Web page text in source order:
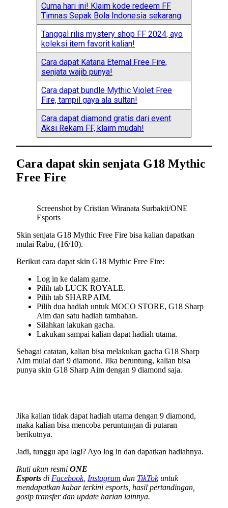
Cuma hari ini! Klaim kode redeem FF
Timnas Sepak Bola Indonesia sekarang
Tanggal rilis mystery shop FF 2024, ayo
koleksi item favorit kalian!
Cara dapat Katana Eternal Free Fire,
senjata wajib punya!
Cara dapat bundle Mythic Violet Free
Fire, tampil gaya ala sultan!
Cara dapat diamond gratis dari event
Aksi Rekam FF, klaim mudah!
Cara dapat skin senjata G18 Mythic
Free Fire
Screenshot by Cristian Wiranata Surbakti/ONE
Esports
Skin senjata G18 Mythic Free Fire bisa kalian dapatkan
mulai Rabu, (16/10).
Berikut cara dapat skin G18 Mythic Free Fire:
Log in ke dalam game.
Pilih tab LUCK ROYALE.
Pilih tab SHARP AIM.
Pilih dua hadiah untuk MOCO STORE, G18 Sharp
Aim dan satu hadiah tambahan.
Silahkan lakukan gacha.
Lakukan sampai kalian dapat hadiah utama.
Sebagai catatan, kalian bisa melakukan gacha G18 Sharp
Aim mulai dari 9 diamond. Jika beruntung, kalian bisa
punya skin G18 Sharp Aim dengan 9 diamond saja.
Jika kalian tidak dapat hadiah utama dengan 9 diamond,
maka kalian bisa mencoba peruntungan di putaran
berikutnya.
Jadi, tunggu apa lagi? Ayo log in dan dapatkan hadiahnya.
Ikuti akun resmi ONE
Esports di Facebook, Instagram dan TikTokuntuk
mendapatkan kabar terkini esports, hasil pertandingan,
gosip transfer dan update harian lainnya.